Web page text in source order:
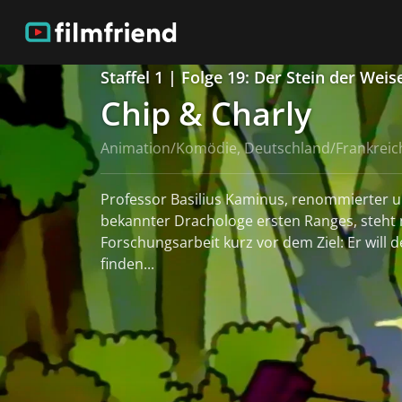
Staffel 1 | Folge 19: Der Stein der
Chip & Charly
Animation/Komödie, Deutschland/
Professor Basilius Kaminus, renommierter
bekannter Drachologe ersten Ranges, steht
Forschungsarbeit kurz vor dem Ziel: Er will
finden...